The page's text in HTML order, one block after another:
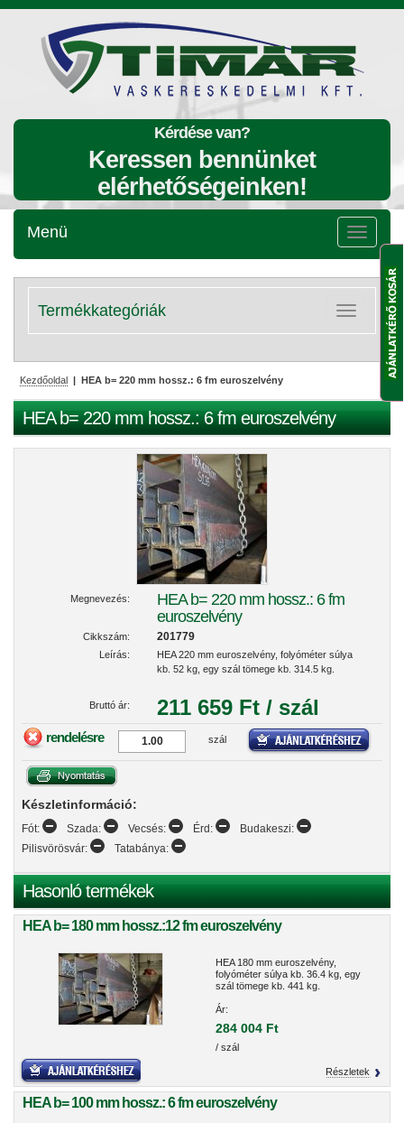
Kérdése van?
Keressen bennünket
elérhetőségeinken!
Menü
Menü
Kategóriák
lenyitása
Termékkategóriák
Kezdőoldal | HEA b= 220 mm hossz.: 6 fm euroszelvény
HEA b= 220 mm hossz.: 6 fm euroszelvény
Megnevezés:
HEA b= 220 mm hossz.: 6 fm
euroszelvény
Cikkszám: 201779
Leírás:
HEA 220 mm euroszelvény, folyóméter súlya
kb. 52 kg, egy szál tömege kb. 314.5 kg.
Bruttó ár: 211 659 Ft / szál
rendelésre szál
Készletinformáció:
Fót: Szada: Vecsés: Érd:
Budakeszi:
Pilisvörösvár:
Tatabánya:
Hasonló termékek
HEA b= 180 mm hossz.:12 fm euroszelvény
HEA 180 mm euroszelvény,
folyóméter súlya kb. 36.4 kg, egy
szál tömege kb. 441 kg.
Ár:
284 004 Ft
/ szál
Részletek
HEA b= 100 mm hossz.: 6 fm euroszelvény